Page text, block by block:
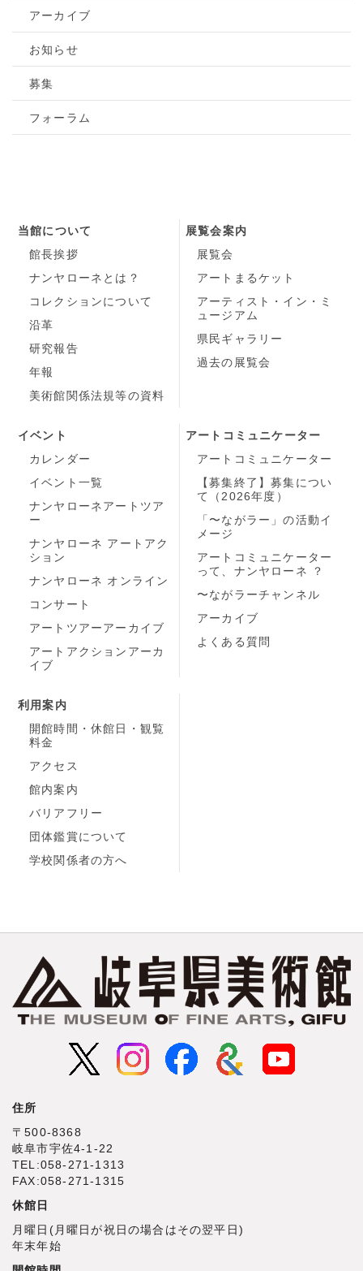
アーカイブ
お知らせ
募集
フォーラム
当館について
館長挨拶
ナンヤローネとは？
コレクションについて
沿革
研究報告
年報
美術館関係法規等の資料
展覧会案内
展覧会
アートまるケット
アーティスト・イン・ミ
ュージアム
県民ギャラリー
過去の展覧会
イベント
カレンダー
イベント一覧
ナンヤローネアートツア
ー
ナンヤローネ アートアク
ション
ナンヤローネ オンライン
コンサート
アートツアーアーカイブ
アートアクションアーカ
イブ
アートコミュニケーター
アートコミュニケーター
【募集終了】募集につい
て（2026年度）
「〜ながラー」の活動イ
メージ
アートコミュニケーター
って、ナンヤローネ ？
〜ながラーチャンネル
アーカイブ
よくある質問
利用案内
開館時間・休館日・観覧
料金
アクセス
館内案内
バリアフリー
団体鑑賞について
学校関係者の方へ
住所
〒500‐8368
岐阜市宇佐4‐1‐22
TEL:058-271-1313
FAX:058-271-1315
休館日
月曜日(月曜日が祝日の場合はその翌平日)
年末年始